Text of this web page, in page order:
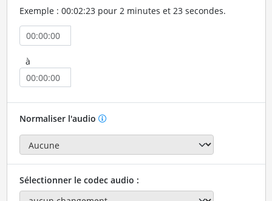
Exemple : 00:02:23 pour 2 minutes et 23 secondes.
à
Normaliser l'audio
Sélectionner le codec audio :